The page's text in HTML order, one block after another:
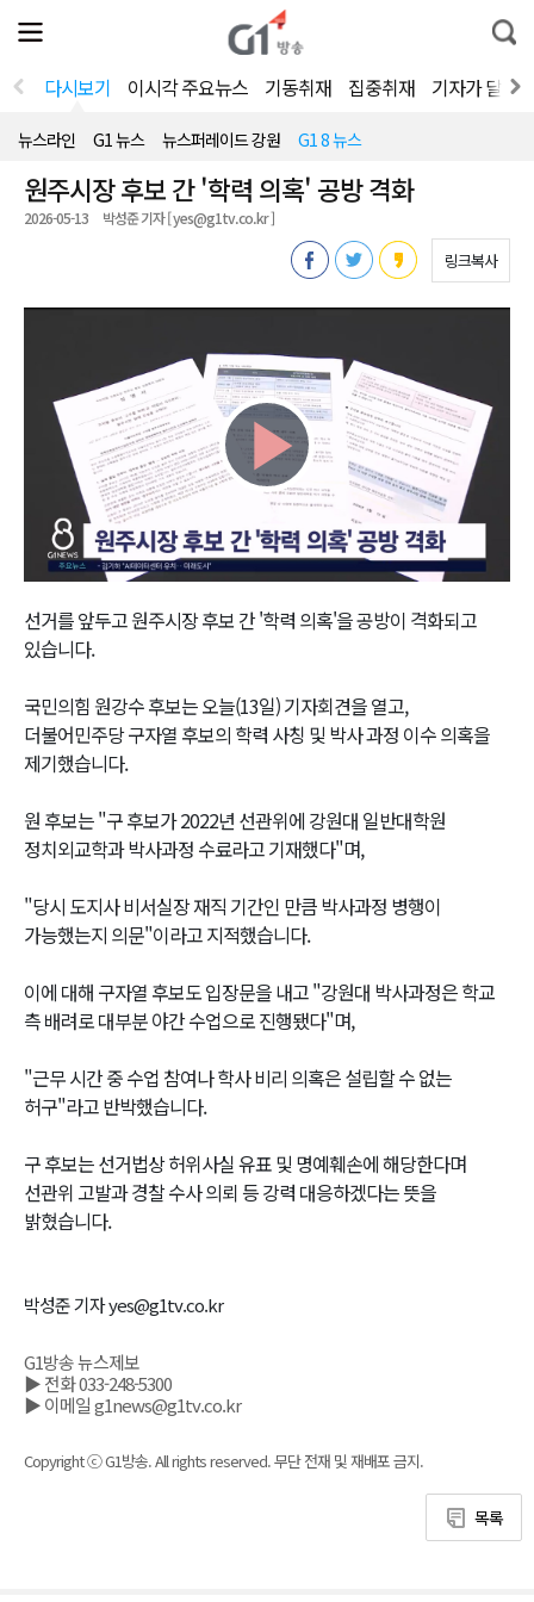
전
체
뉴
열
통
합
색
다시보기 이시각 주요뉴스 기동취재 집중취재 기자가 달려
뉴스라인 G1 뉴스 뉴스퍼레이드 강원 G1 8 뉴스
원주시장 후보 간 '학력 의혹' 공방 격화
2026-05-13 박성준 기자 [ yes@g1tv.co.kr ]
링크복사
Play
Video
선거를 앞두고 원주시장 후보 간 '학력 의혹'을 공방이 격화되고
있습니다.
국민의힘 원강수 후보는 오늘(13일) 기자회견을 열고,
더불어민주당 구자열 후보의 학력 사칭 및 박사 과정 이수 의혹을
제기했습니다.
원 후보는 "구 후보가 2022년 선관위에 강원대 일반대학원
정치외교학과 박사과정 수료라고 기재했다"며,
"당시 도지사 비서실장 재직 기간인 만큼 박사과정 병행이
가능했는지 의문"이라고 지적했습니다.
이에 대해 구자열 후보도 입장문을 내고 "강원대 박사과정은 학교
측 배려로 대부분 야간 수업으로 진행됐다"며,
"근무 시간 중 수업 참여나 학사 비리 의혹은 설립할 수 없는
허구"라고 반박했습니다.
구 후보는 선거법상 허위사실 유표 및 명예훼손에 해당한다며
선관위 고발과 경찰 수사 의뢰 등 강력 대응하겠다는 뜻을
밝혔습니다.
박성준 기자 yes@g1tv.co.kr
G1방송 뉴스제보
▶ 전화 033-248-5300
▶ 이메일 g1news@g1tv.co.kr
Copyright ⓒ G1방송. All rights reserved. 무단 전재 및 재배포 금지.
목록